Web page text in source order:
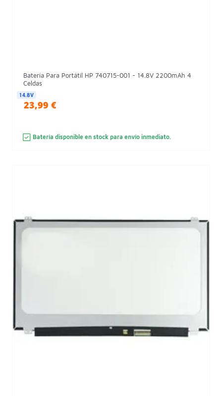
Batería Para Portátil HP 740715-001 - 14.8V 2200mAh 4
Celdas
14.8V
23,99 €
Batería disponible en stock para envío inmediato.